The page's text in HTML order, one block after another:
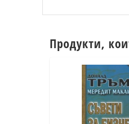
Продукти,